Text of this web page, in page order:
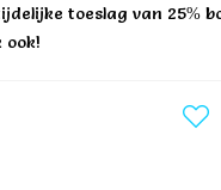
toeslag van 25%
ook!